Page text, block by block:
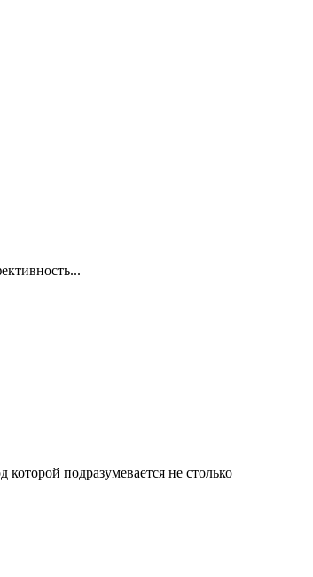
подразумевается не столько